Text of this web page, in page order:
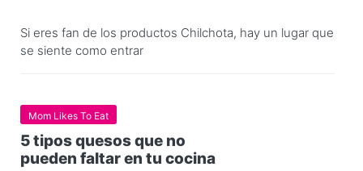
Si eres fan de los productos Chilchota, hay un lugar que
se siente como entrar
Mom Likes To Eat
5 tipos quesos que no
pueden faltar en tu cocina